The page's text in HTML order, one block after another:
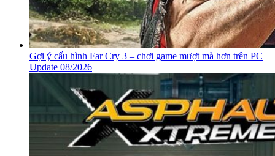
Gợi ý cấu hình Far Cry 3 – chơi game mượt mà hơn trên PC
Update 08/2026